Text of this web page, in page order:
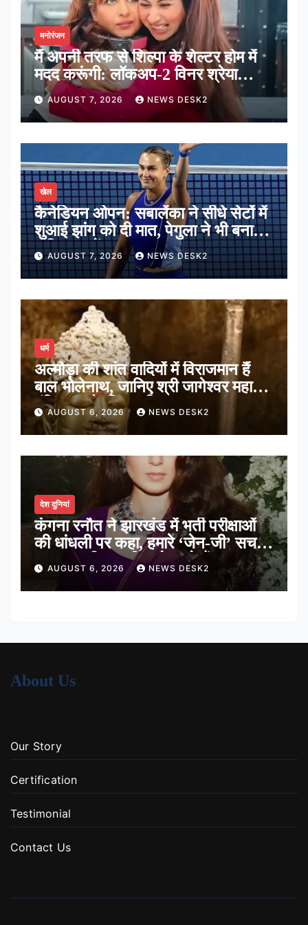
मनोरंजन
मैं अपनी तरफ से शिल्पा के शेल्टर होम में
मदद करूंगी: लॉकअप-2 विनर श्रेया
कालरा
AUGUST 7, 2026 NEWS DESK2
खेल
कैनेडियन ओपन: सबालेंका ने सीधे सेटों में
शुआई झांग को दी मात, पेगुला ने भी बनाई
अंतिम 16 में जगह
AUGUST 7, 2026 NEWS DESK2
धर्म
अल्मोड़ा की शांत वादियों में विराजमान हैं
बाल भोलेनाथ, जानिए श्री जागेश्वर महादेव
मंदिर का पौराणिक इतिहास
AUGUST 6, 2026 NEWS DESK2
देश दुनियां
कंगना रनौत ने झारखंड में भर्ती परीक्षाओं
की धांधली पर कहा, हमारे ‘जेन-जी’ सच में
हर तरह की तकलीफ झेल रहे हैं
AUGUST 6, 2026 NEWS DESK2
About Us
Our Story
Certification
Testimonial
Contact Us